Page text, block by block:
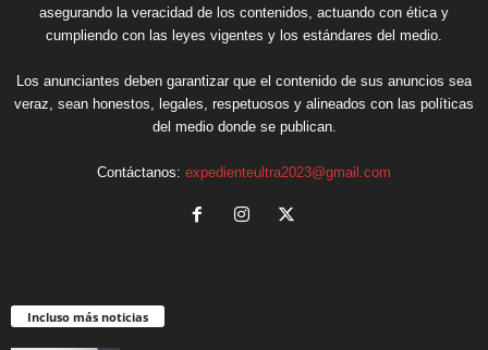
asegurando la veracidad de los contenidos, actuando con ética y
cumpliendo con las leyes vigentes y los estándares del medio.
Los anunciantes deben garantizar que el contenido de sus anuncios sea
veraz, sean honestos, legales, respetuosos y alineados con las políticas
del medio donde se publican.
Contáctanos: expedienteultra2023@gmail.com
Incluso más noticias